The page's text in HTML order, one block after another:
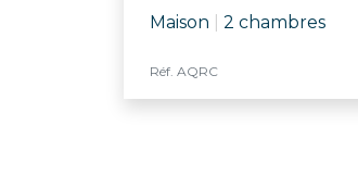
Maison 2 chambres
Réf. AQRC